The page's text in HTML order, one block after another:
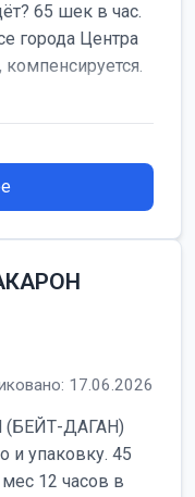
65 шек в час.
города Центра
17.06.2026
ДАГАН)
и упаковку. 45
12 часов в